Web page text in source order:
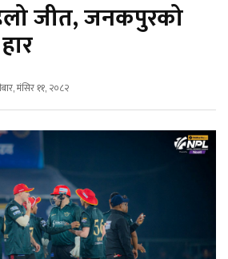
जीत, जनकपुरको
मंसिर ११, २०८२